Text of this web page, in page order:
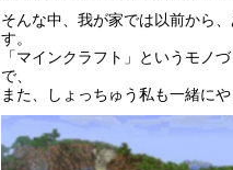
そんな中、我が家では以前から
す。
「マインクラフト」というモノ
で、
また、しょっちゅう私も一緒に